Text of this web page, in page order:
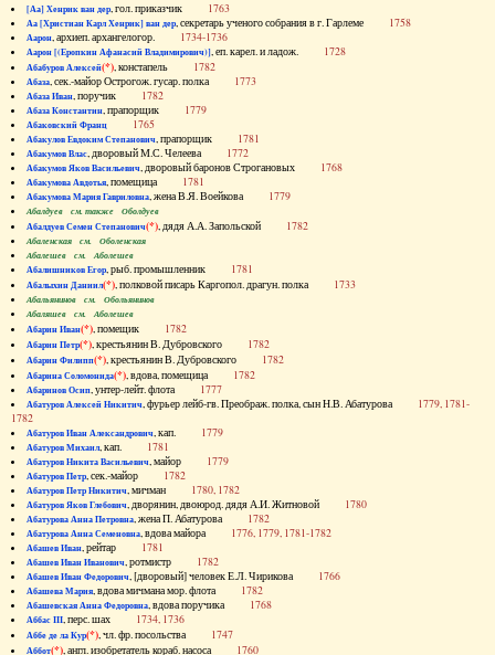
[Аа] Хенрик ван дер, гол. приказчик 1763
Аа [Христиан Карл Хенрик] ван дер, секретарь ученого собрания в г. Гарлеме 1758
Аарон, архиеп. архангелогор. 1734-1736
Аарон [(Еропкин Афанасий Владимирович)], еп. карел. и ладож. 1728
Абабуров Алексей(*), констапель 1782
Абаза, сек.-майор Острогож. гусар. полка 1773
Абаза Иван, поручик 1782
Абаза Константин, прапорщик 1779
Абаковский Франц 1765
Абакулов Евдоким Степанович, прапорщик 1781
Абакумов Влас, дворовый М.С. Челеева 1772
Абакумов Яков Васильевич, дворовый баронов Строгановых 1768
Абакумова Авдотья, помещица 1781
Абакумова Мария Гавриловна, жена В.Я. Воейкова 1779
Абалдуев см. также Оболдуев
Абалдуев Семен Степанович(*), дядя А.А. Запольской 1782
Абаленская см. Оболенская
Абалешев см. Аболешев
Абалишников Егор, рыб. промышленник 1781
Абалыхин Даниил(*), полковой писарь Каргопол. драгун. полка 1733
Абальянинов см. Обольянинов
Абаляшев см. Аболешев
Абарин Иван(*), помещик 1782
Абарин Петр(*), крестьянин В. Дубровского 1782
Абарин Филипп(*), крестьянин В. Дубровского 1782
Абарина Соломонида(*), вдова, помещица 1782
Абаринов Осип, унтер-лейт. флота 1777
Абатуров Алексей Никитич, фурьер лейб-гв. Преображ. полка, сын Н.В. Абатурова 1779, 1781-
1782
Абатуров Иван Александрович, кап. 1779
Абатуров Михаил, кап. 1781
Абатуров Никита Васильевич, майор 1779
Абатуров Петр, сек.-майор 1782
Абатуров Петр Никитич, мичман 1780, 1782
Абатуров Яков Глебович, дворянин, двоюрод. дядя А.И. Житновой 1780
Абатурова Анна Петровна, жена П. Абатурова 1782
Абатурова Анна Семеновна, вдова майора 1776, 1779, 1781-1782
Абашев Иван, рейтар 1781
Абашев Иван Иванович, ротмистр 1782
Абашев Иван Федорович, [дворовый] человек Е.Л. Чирикова 1766
Абашева Мария, вдова мичмана мор. флота 1782
Абашевская Анна Федоровна, вдова поручика 1768
Аббас III, перс. шах 1734, 1736
Аббе де ла Кур(*), чл. фр. посольства 1747
Аббот(*), англ. изобретатель кораб. насоса 1760